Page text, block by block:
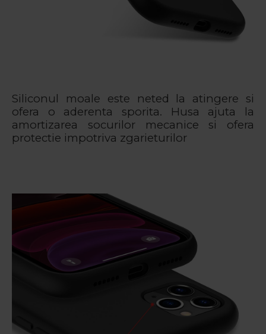
Siliconul moale este neted la atingere si
ofera o aderenta sporita. Husa ajuta la
amortizarea socurilor mecanice si ofera
protectie impotriva zgarieturilor